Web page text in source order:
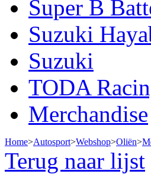
Super B
Suzuki
Suzuki
TODA
Merchandise
Home>Autosport>Webshop>Oliën>
Terug naar lijst